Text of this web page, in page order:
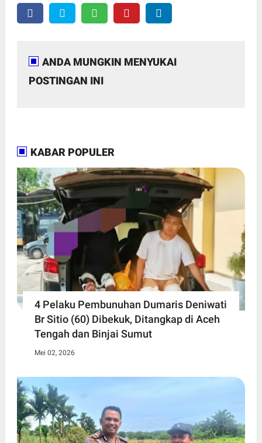
ANDA MUNGKIN MENYUKAI
POSTINGAN INI
KABAR POPULER
4 Pelaku Pembunuhan Dumaris Deniwati
Br Sitio (60) ‎Dibekuk, Ditangkap di Aceh
Tengah ‎dan Binjai Sumut
Mei 02, 2026